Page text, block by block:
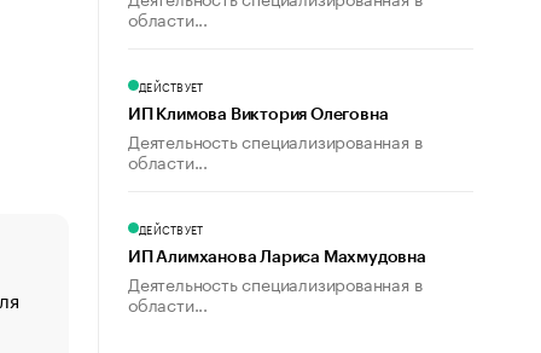
«От спорта тело стареет иначе». Как живет глава
создавшей GTA
области...
ДЕЙСТВУЕТ
ИП Климова Виктория Олеговна
Деятельность специализированная в
области...
ДЕЙСТВУЕТ
ИП Алимханова Лариса Махмудовна
Деятельность специализированная в
области...